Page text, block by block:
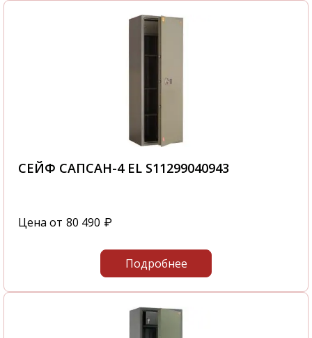
СЕЙФ САПСАН-4 EL S11299040943
Цена от 80 490 ₽
Подробнее